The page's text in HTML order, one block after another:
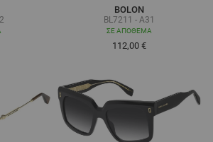
BOLON
BL7211 - A31
ΣΕ ΑΠΌΘΕΜΑ
112,00 €